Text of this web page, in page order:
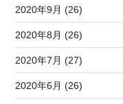
2020年9月 (26)
2020年8月 (26)
2020年7月 (27)
2020年6月 (26)